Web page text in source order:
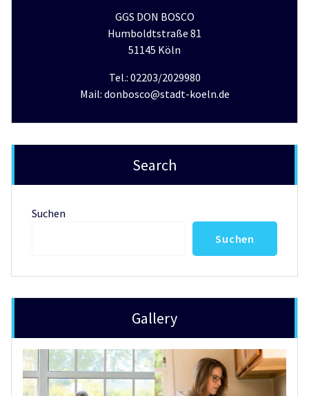
GGS DON BOSCO
Humboldtstraße 81
51145 Köln
Tel.: 02203/2029980
Mail: donbosco@stadt-koeln.de
Search
Suchen
Suchen
Gallery